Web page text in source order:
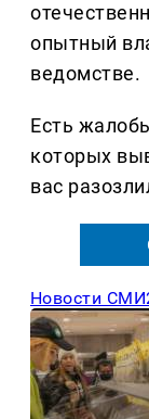
опытный
ведомстве.
Есть
которых
вас
Новости